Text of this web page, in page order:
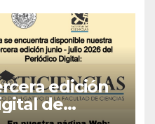
edición
de